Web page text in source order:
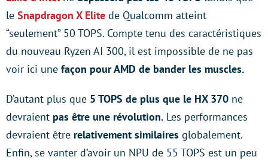
le Snapdragon X Elite de Qualcomm atteint
“seulement” 50 TOPS. Compte tenu des caractéristiques
du nouveau Ryzen AI 300, il est impossible de ne pas
voir ici une façon pour AMD de bander les muscles.
D’autant plus que 5 TOPS de plus que le HX 370 ne
devraient pas être une révolution. Les performances
devraient être relativement similaires globalement.
Enfin, se vanter d’avoir un NPU de 55 TOPS est un peu